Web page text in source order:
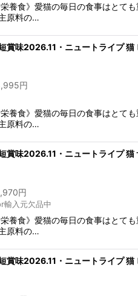
栄養食》愛猫の毎日の食事はとて
原料の…
賞味2026.11・ニュートライプ
円
栄養食》愛猫の毎日の食事はとて
原料の…
賞味2026.11・ニュートライプ
円
輸入元欠品中
栄養食》愛猫の毎日の食事はとて
原料の…
賞味2026.11・ニュートライプ